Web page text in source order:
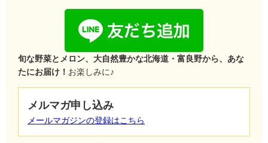
旬な野菜とメロン、大自然豊かな北海道・富良野から、あな
たにお届け！ お楽しみに♪
メルマガ申し込み
メールマガジンの登録はこちら